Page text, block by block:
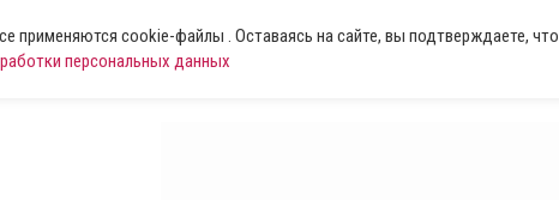
применяются cookie-файлы . Оставаясь на сайте, вы подтверждаете, что
персональных данных